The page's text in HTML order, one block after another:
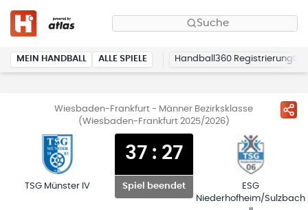
Suche
MEIN HANDBALL ALLE SPIELE Handball360 Registrierung
Wiesbaden-Frankfurt - Männer Bezirksklasse
(Wiesbaden-Frankfurt 2025/2026)
TSG Münster IV
37 : 27
Spiel beendet
ESG
Niederhofheim/Sulzbach